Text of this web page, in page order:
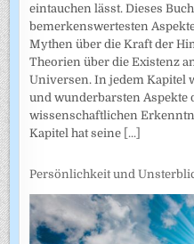
eintauchen lässt. Dieses
bemerkenswertesten
Mythen über die Kraft der
Theorien über die Existenz
Universen. In jedem Kapitel
und wunderbarsten Aspekte
wissenschaftlichen
Kapitel hat seine [...]
Persönlichkeit und